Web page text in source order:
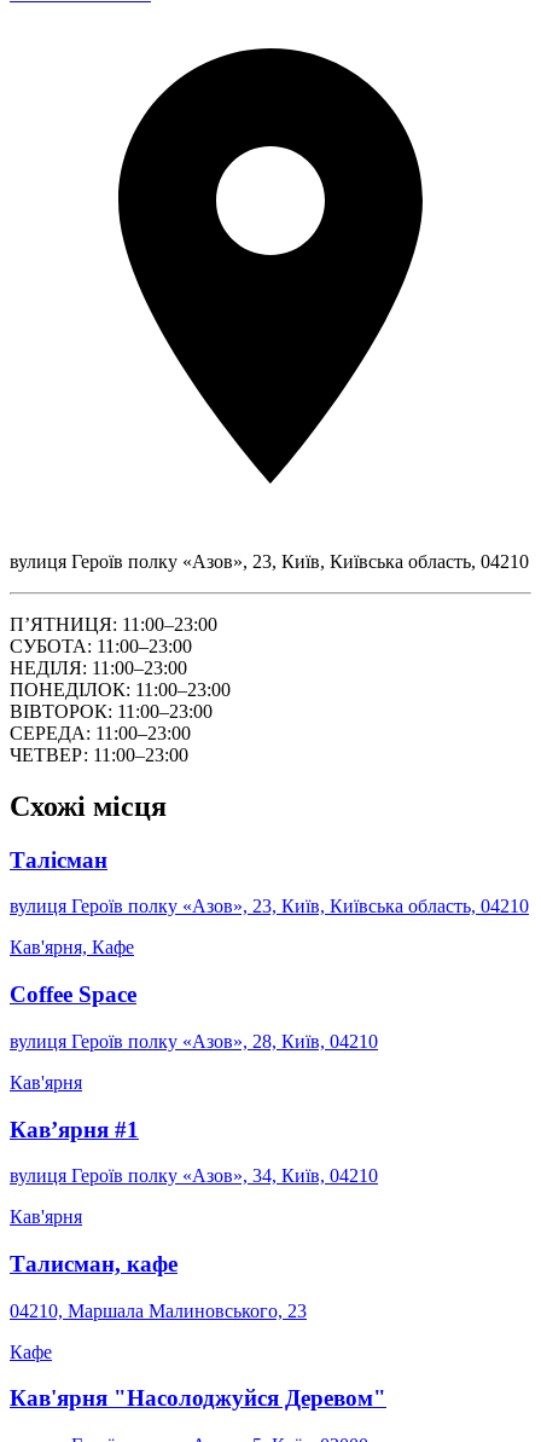
вулиця Героїв полку «Азов», 23, Київ, Київська область, 04210
ПʼЯТНИЦЯ: 11:00–23:00
СУБОТА: 11:00–23:00
НЕДІЛЯ: 11:00–23:00
ПОНЕДІЛОК: 11:00–23:00
ВІВТОРОК: 11:00–23:00
СЕРЕДА: 11:00–23:00
ЧЕТВЕР: 11:00–23:00
Схожі місця
Талісман
вулиця Героїв полку «Азов», 23, Київ, Київська область, 04210
Кав'ярня, Кафе
Coffee Space
вулиця Героїв полку «Азов», 28, Київ, 04210
Кав'ярня
Кав’ярня #1
вулиця Героїв полку «Азов», 34, Київ, 04210
Кав'ярня
Талисман, кафе
04210, Маршала Малиновського, 23
Кафе
Кав'ярня "Насолоджуйся Деревом"